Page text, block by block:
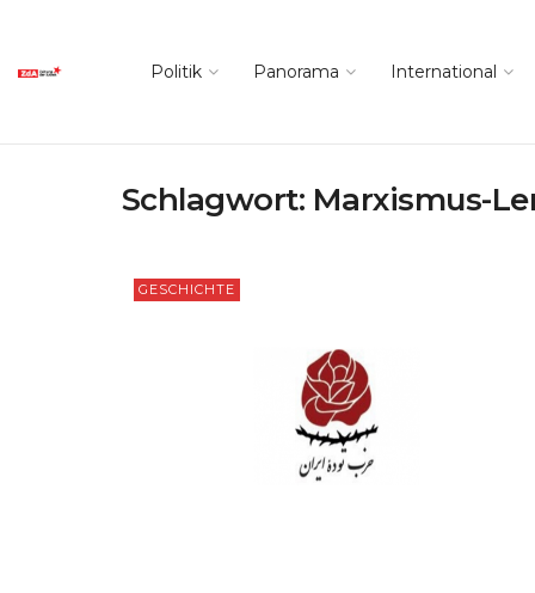
Politik Panorama International
Schlagwort: Marxismus-
GESCHICHTE